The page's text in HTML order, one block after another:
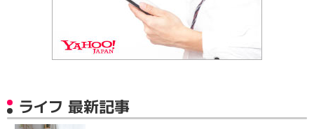
ライフ 最新記事